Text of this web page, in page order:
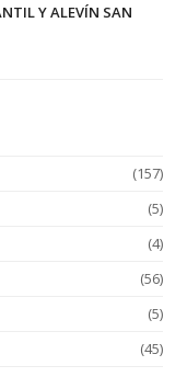
Y ALEVÍN SAN
(157)
(5)
(4)
(56)
(5)
(45)